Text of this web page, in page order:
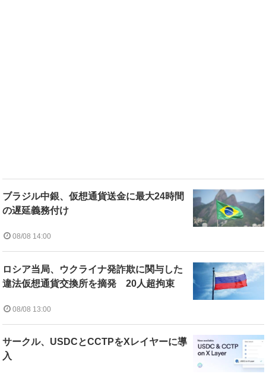
ブラジル中銀、仮想通貨送金に最大24時間
の遅延義務付け
08/08 14:00
ロシア当局、ウクライナ発詐欺に関与した
違法仮想通貨交換所を摘発 20人超拘束
08/08 13:00
サークル、USDCとCCTPをXレイヤーに導
入